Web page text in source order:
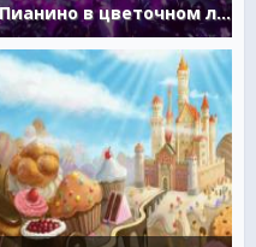
Пианино в цветочном лесу